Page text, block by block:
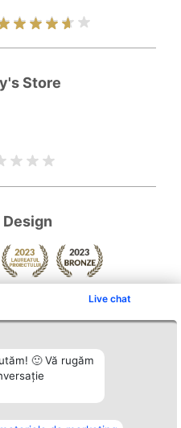
Live chat
🙂 Vă rugăm
Store
Arată mai multe >>